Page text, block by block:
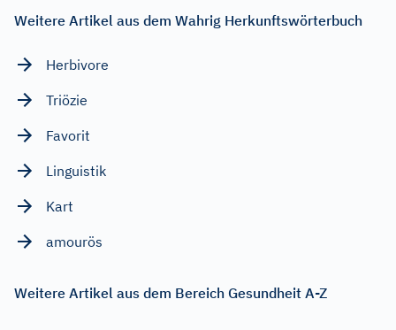
Weitere Artikel aus dem Wahrig Herkunftswörterbuch
Herbivore
Triözie
Favorit
Linguistik
Kart
amourös
Weitere Artikel aus dem Bereich Gesundheit A-Z